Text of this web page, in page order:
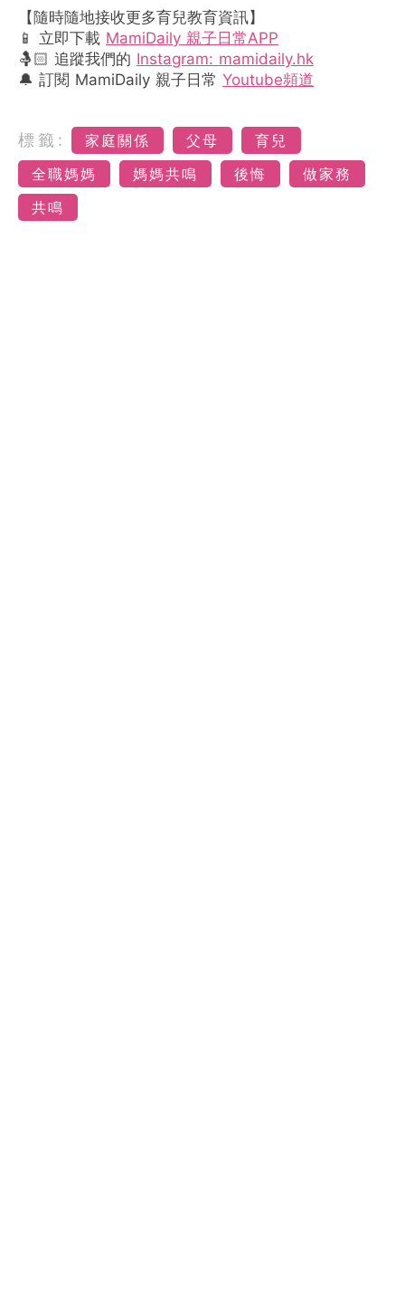
【隨時隨地接收更多育兒教育資訊】
📱 立即下載 MamiDaily 親子日常APP
🤱🏻 追蹤我們的 Instagram: mamidaily.hk
🔔 訂閱 MamiDaily 親子日常 Youtube頻道
標籤: 家庭關係 父母
育兒
全職媽媽
媽媽共鳴 後悔
做家務
共鳴